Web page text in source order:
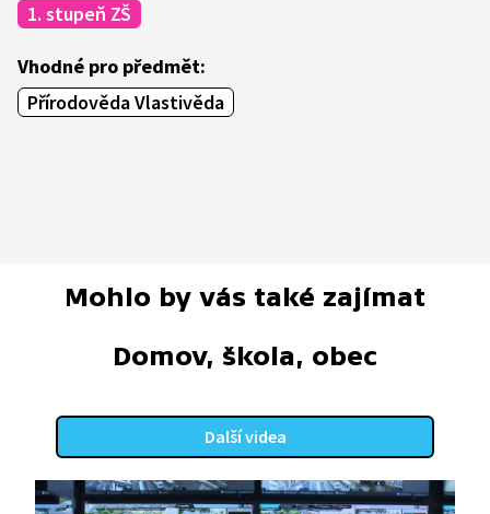
1. stupeň ZŠ
Vhodné pro předmět:
Přírodověda Vlastivěda
Mohlo by vás také zajímat
Domov, škola, obec
Další videa